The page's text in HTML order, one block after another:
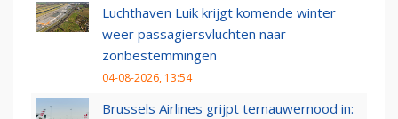
Luchthaven Luik krijgt komende winter
weer passagiersvluchten naar
zonbestemmingen
04-08-2026, 13:54
Brussels Airlines grijpt ternauwernood in: